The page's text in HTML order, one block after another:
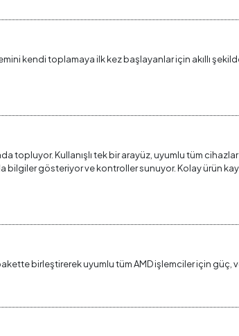
kendi toplamaya ilk kez başlayanlar için akıllı
topluyor. Kullanışlı tek bir arayüz, uyumlu tüm
bilgiler gösteriyor ve kontroller sunuyor. Kolay ürün
birleştirerek uyumlu tüm AMD işlemciler için güç,